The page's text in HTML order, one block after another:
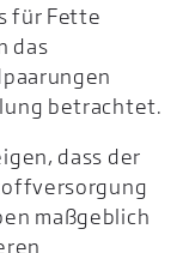
für Fette
das
betrachtet.
dass der
maßgeblich